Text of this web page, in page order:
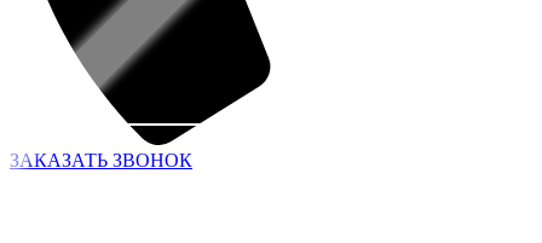
ЗАКАЗАТЬ ЗВОНОК